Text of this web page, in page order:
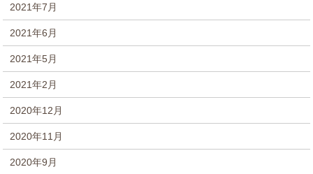
2021年7月
2021年6月
2021年5月
2021年2月
2020年12月
2020年11月
2020年9月